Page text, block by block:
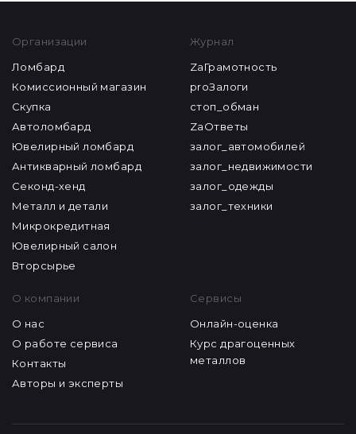
Организации
Ломбард
Комиссионный магазин
Скупка
Автоломбард
Ювелирный ломбард
Антикварный ломбард
Секонд-хенд
Металл и детали
Микрокредитная
Ювелирный салон
Вторсырье
Журнал
ZaГрамотность
proЗалоги
стоп_обман
ZaОтветы
залог_автомобилей
залог_недвижимости
залог_одежды
залог_техники
О компании
О нас
О работе сервиса
Контакты
Авторы и эксперты
Сервисы
Онлайн-оценка
Курс драгоценных
металлов